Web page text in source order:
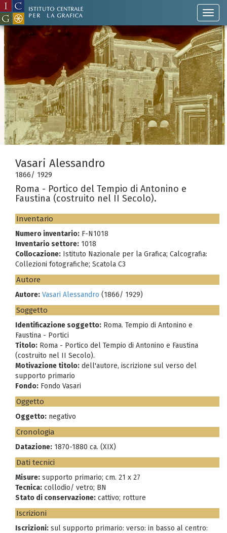
Vasari Alessandro
1866/ 1929
Roma - Portico del Tempio di Antonino e
Faustina (costruito nel II Secolo).
Inventario
Numero inventario: F-N1018
Inventario settore: 1018
Collocazione: Istituto Nazionale per la Grafica; Calcografia:
Collezioni fotografiche; Scatola C3
Autore
Autore: Vasari Alessandro (1866/ 1929)
Soggetto
Identificazione soggetto: Roma. Tempio di Antonino e
Faustina - Portici
Titolo: Roma - Portico del Tempio di Antonino e Faustina
(costruito nel II Secolo).
Motivazione titolo: dell'autore, iscrizione sul verso del
supporto primario
Fondo: Fondo Vasari
Oggetto
Oggetto: negativo
Cronologia
Datazione: 1870-1880 ca. (XIX)
Dati tecnici
Misure: supporto primario; cm. 21 x 27
Tecnica: collodio/ vetro; BN
Stato di conservazione: cattivo; rotture
Iscrizioni
Iscrizioni: sul supporto primario: verso: in basso al centro: